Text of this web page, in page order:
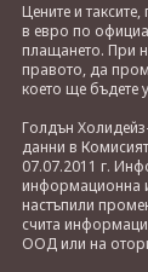
Цените и
в евро по
плащането. При
правото, да
което ще бъдете
Голдън
данни в
07.07.2011 г.
информационна
настъпили
счита
ООД или на